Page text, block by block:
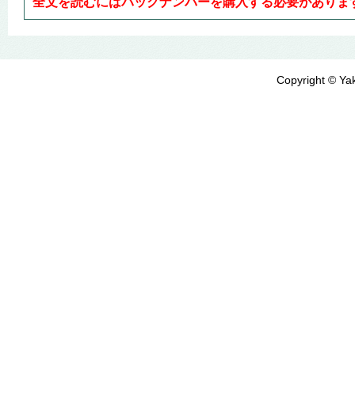
Copyright ©